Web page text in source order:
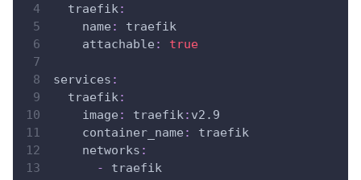
traefik:
name :
traefik
attachable : true
services :
traefik:
image : traefik: v2.9
container_name :
traefik
networks :
-
traefik